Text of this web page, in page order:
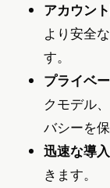
アカウン
より安全
す。
プライベ
クモデル
バシーを
迅速な導
きます。